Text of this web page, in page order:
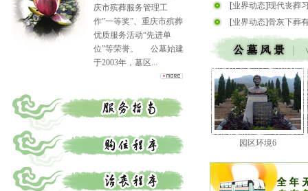
庆市殡葬服务管理工
作”一等奖”、重庆市殡葬
优质服务活动“先进单
位”等荣誉。 公墓始建
于2003年，墓区...
[业界动态]现代丧葬
[业界动态]骨灰下葬
园区环境6